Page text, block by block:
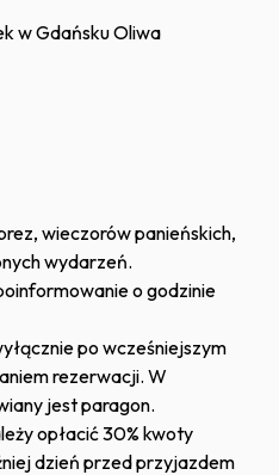
w Gdańsku Oliwa
wieczorów panieńskich,
wydarzeń.
o godzinie
po wcześniejszym
rezerwacji. W
jest paragon.
opłacić 30% kwoty
dzień przed przyjazdem